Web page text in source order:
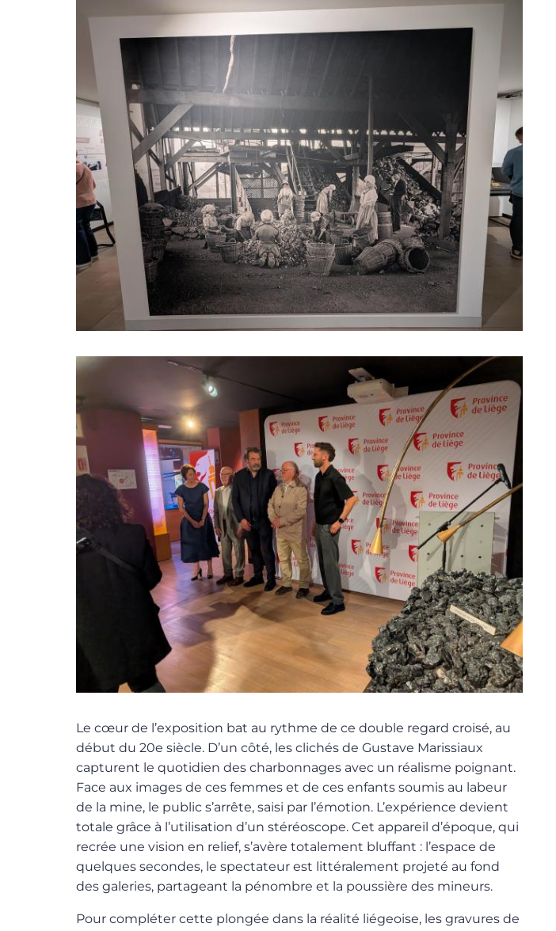
Le cœur de l’exposition bat au rythme de ce double regard croisé, au
début du 20e siècle. D’un côté, les clichés de Gustave Marissiaux
capturent le quotidien des charbonnages avec un réalisme poignant.
Face aux images de ces femmes et de ces enfants soumis au labeur
de la mine, le public s’arrête, saisi par l’émotion. L’expérience devient
totale grâce à l’utilisation d’un stéréoscope. Cet appareil d’époque, qui
recrée une vision en relief, s’avère totalement bluffant : l’espace de
quelques secondes, le spectateur est littéralement projeté au fond
des galeries, partageant la pénombre et la poussière des mineurs.
Pour compléter cette plongée dans la réalité liégeoise, les gravures de